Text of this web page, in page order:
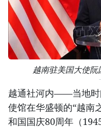
越南驻美国大使
越通社河内——当地时
使馆在华盛顿的“越南
和国国庆80周年（